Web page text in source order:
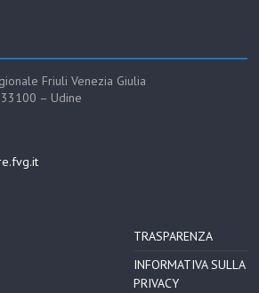
Friuli Venezia Giulia
– Udine
TRASPARENZA
INFORMATIVA SULLA
PRIVACY